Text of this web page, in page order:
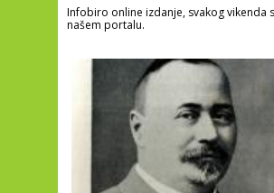
Infobiro online izdanje, svakog vikenda
našem portalu.